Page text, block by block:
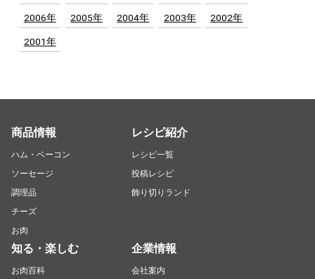
2006年 2005年 2004年 2003年 2002年
2001年
商品情報
ハム・ベーコン
ソーセージ
調理品
チーズ
お肉
レシピ紹介
レシピ一覧
投稿レシピ
飾り切りランド
知る・楽しむ
お肉百科
企業情報
会社案内